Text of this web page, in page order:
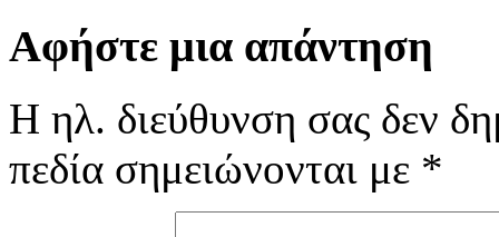
Αφήστε μια απάντηση
Η ηλ. διεύθυνση σας δεν
πεδία σημειώνονται με *